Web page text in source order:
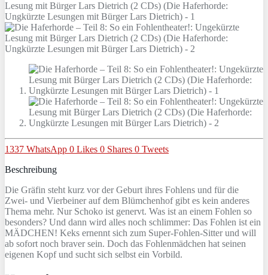
1337 WhatsApp 0 Likes 0 Shares 0 Tweets
Beschreibung
Die Gräfin steht kurz vor der Geburt ihres Fohlens und für die
Zwei- und Vierbeiner auf dem Blümchenhof gibt es kein anderes
Thema mehr. Nur Schoko ist genervt. Was ist an einem Fohlen so
besonders? Und dann wird alles noch schlimmer: Das Fohlen ist ein
MÄDCHEN! Keks ernennt sich zum Super-Fohlen-Sitter und will
ab sofort noch braver sein. Doch das Fohlenmädchen hat seinen
eigenen Kopf und sucht sich selbst ein Vorbild.